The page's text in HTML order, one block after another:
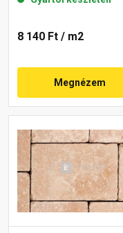
8 140 Ft / m2
Megnézem